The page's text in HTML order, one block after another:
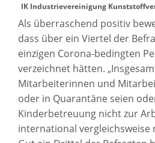
IK Industrievereinigung
Als überraschend positiv
dass über ein Viertel der
einzigen Corona-bedingten
verzeichnet hätten.
Mitarbeiterinnen und
oder in Quarantäne seien
Kinderbetreuung nicht zur
international vergleichsweise